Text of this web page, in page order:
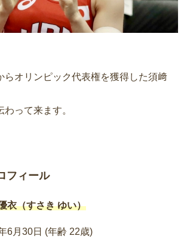
らオリンピック代表権を獲得した須﨑
って来ます。
フィール
（すさき ゆい）
6月30日 (年齢 22歳)